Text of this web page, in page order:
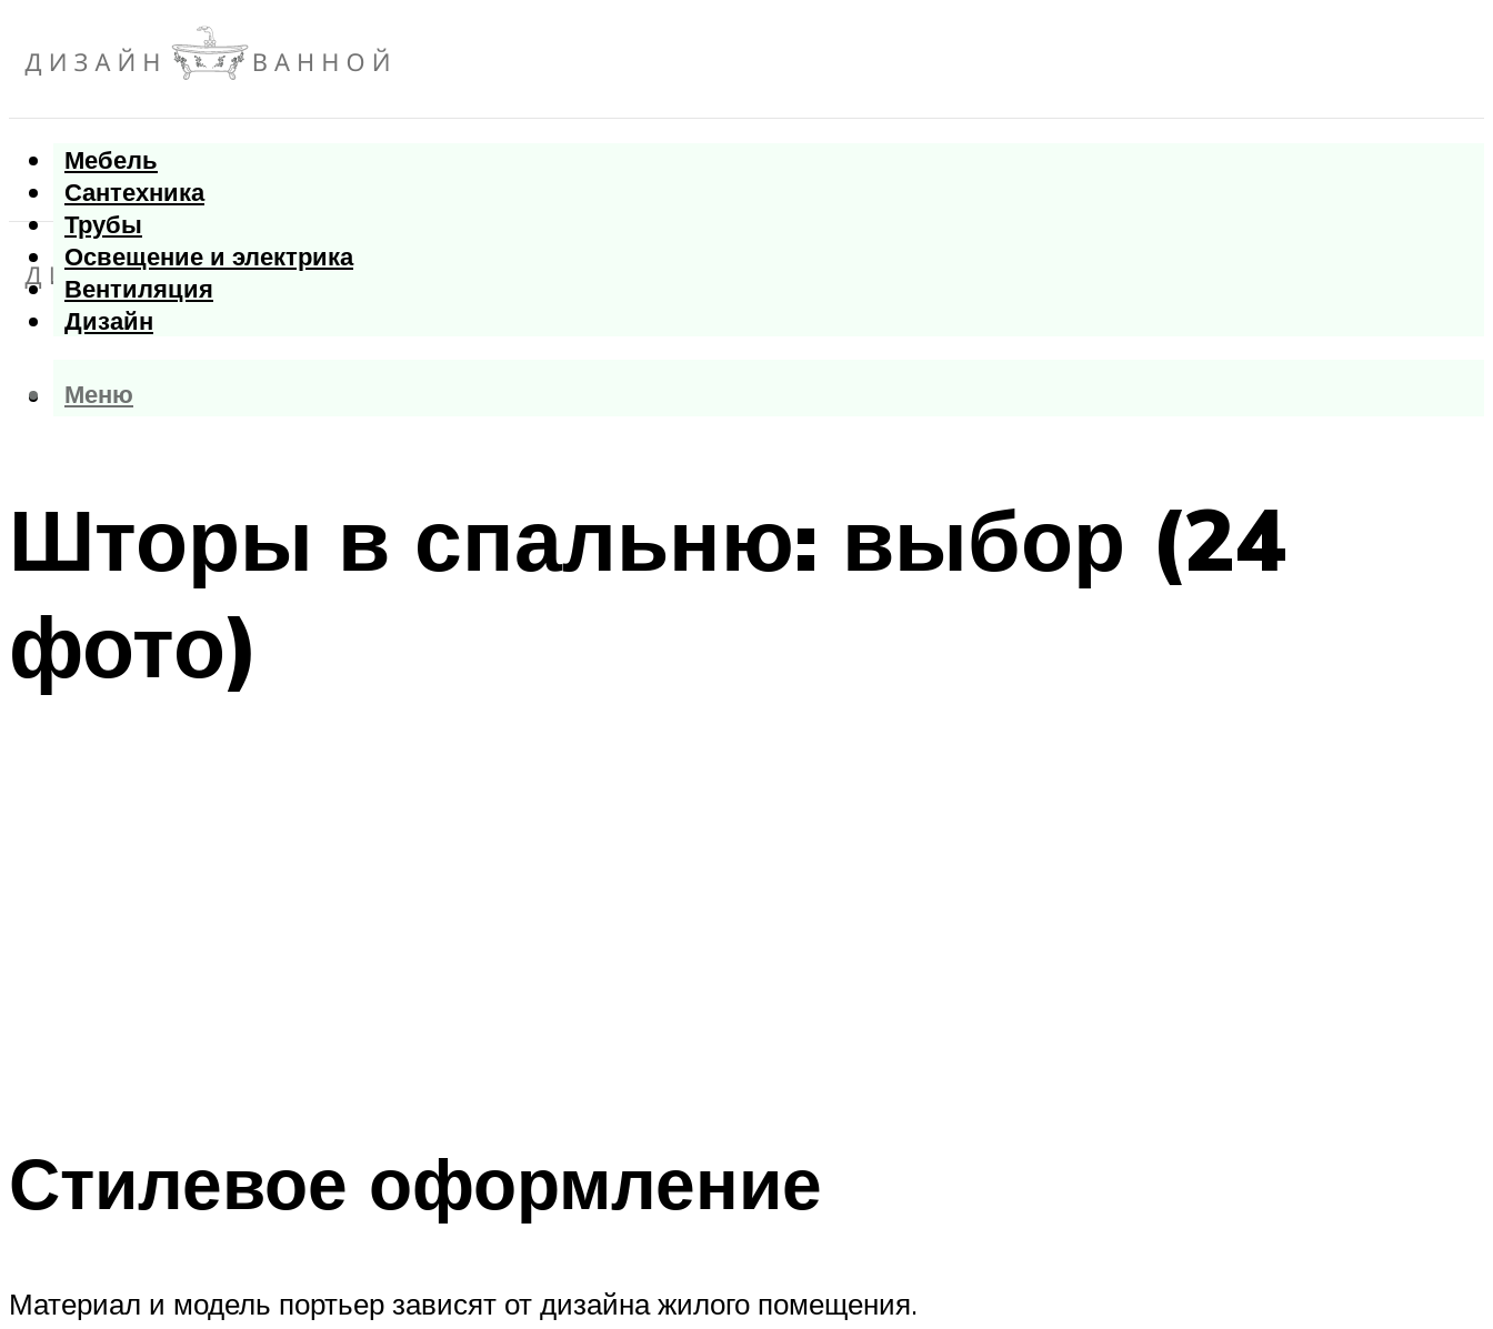
Мебель
Сантехника
Трубы
Освещение и электрика
Вентиляция
Дизайн
Меню
Меню
Шторы в спальню: выбор (24
фото)
Стилевое оформление
Материал и модель портьер зависят от дизайна жилого помещения.